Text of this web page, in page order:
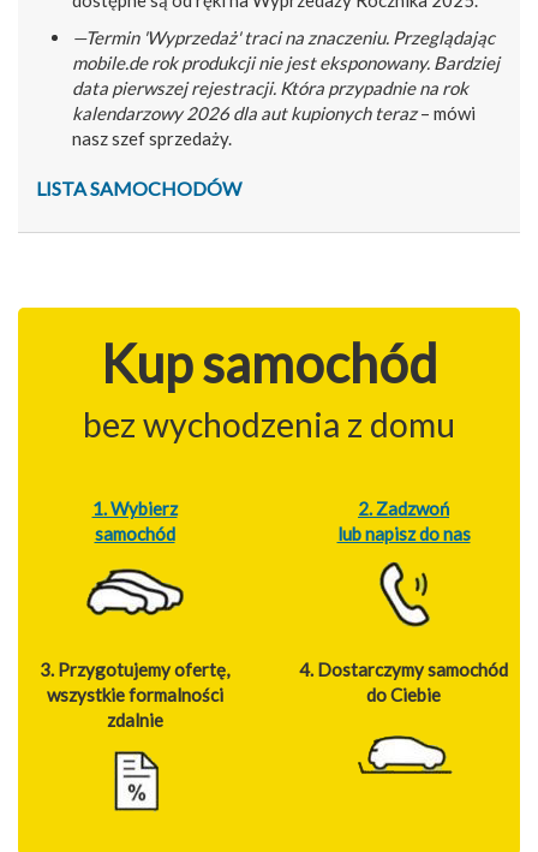
—Termin 'Wyprzedaż' traci na znaczeniu. Przeglądając
mobile.de rok produkcji nie jest eksponowany. Bardziej
data pierwszej rejestracji. Która przypadnie na rok
kalendarzowy 2026 dla aut kupionych teraz– mówi
nasz szef sprzedaży.
LISTA SAMOCHODÓW
Kup samochód
bez wychodzenia z domu
1. Wybierz
samochód
2. Zadzwoń
lub napisz do nas
3. Przygotujemy ofertę,
wszystkie formalności
zdalnie
4. Dostarczymy samochód
do Ciebie